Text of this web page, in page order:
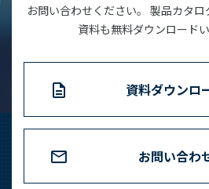
お問い合わせください。 製品カタ
資料も無料ダウンロードい
資料ダウンロ
お問い合わ